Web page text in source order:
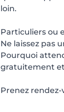
loin.
Particuliers ou
Ne laissez pas
Pourquoi
gratuitement
Prenez